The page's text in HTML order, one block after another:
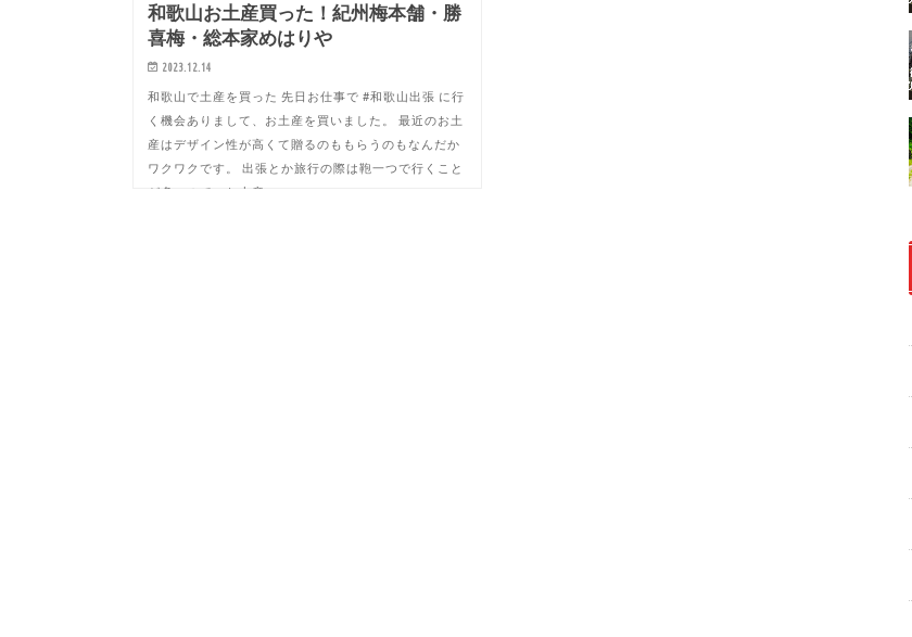
和歌山お土産買った！紀州梅本舗・勝
喜梅・総本家めはりや
2023.12.14
和歌山で土産を買った 先日お仕事で #和歌山出張 に行
く機会ありまして、お土産を買いました。 最近のお土
産はデザイン性が高くて贈るのももらうのもなんだか
ワクワクです。 出張とか旅行の際は鞄一つで行くこと
が多いので、お土産…